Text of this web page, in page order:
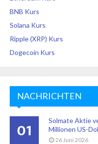
BNB Kurs
Solana Kurs
Ripple (XRP) Kurs
Dogecoin Kurs
NACHRICHTEN
01
Solmate Aktie
Millionen US-
26 Juni 2026